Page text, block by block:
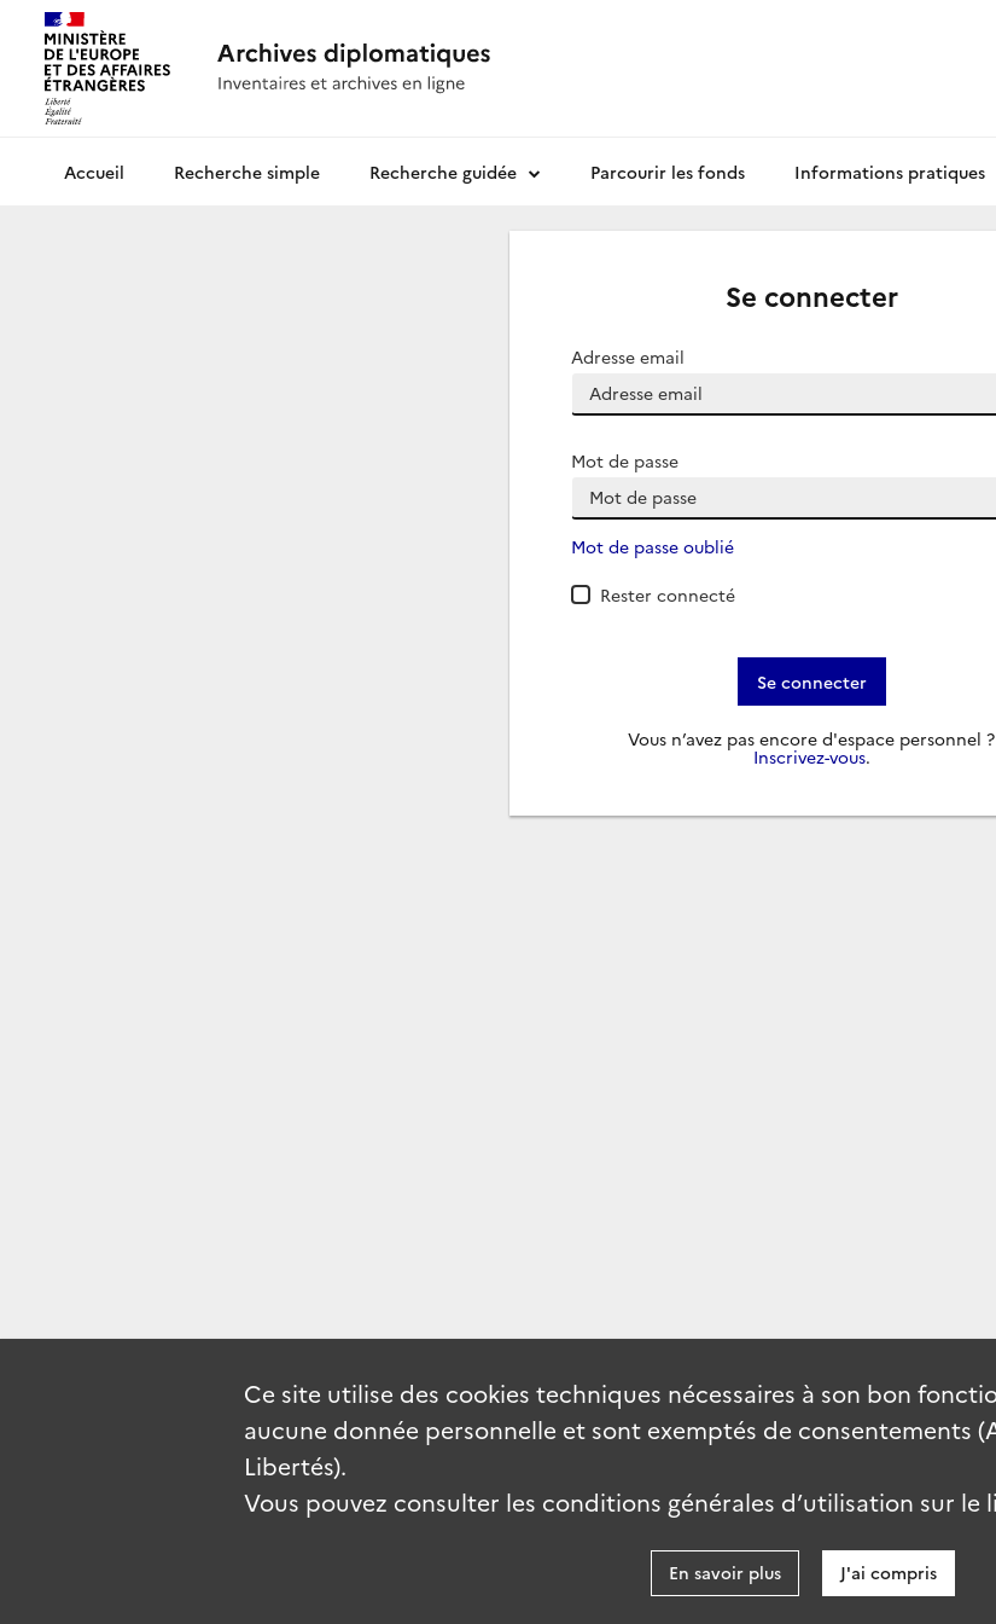
Archives diplomatiquesRecherche simple Recherche guidée Parcourir les fonds Informations pratiques
Se connecter
Adresse email
Mot de passe
Mot de passe oublié
Rester connecté
Se connecter
Vous n’avez pas encore d'espace personnel ?
Inscrivez-vous.
Ce site utilise des cookies techniques nécessaires à son bon
aucune donnée personnelle et sont exemptés de consentements
Libertés).
Vous pouvez consulter les conditions générales d’utilisation sur le
En savoir plus J'ai compris